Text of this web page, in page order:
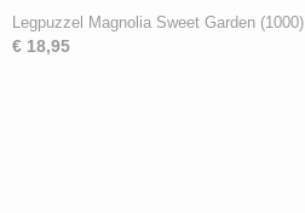
Legpuzzel Magnolia Sweet Garden (1000)
€ 18,95